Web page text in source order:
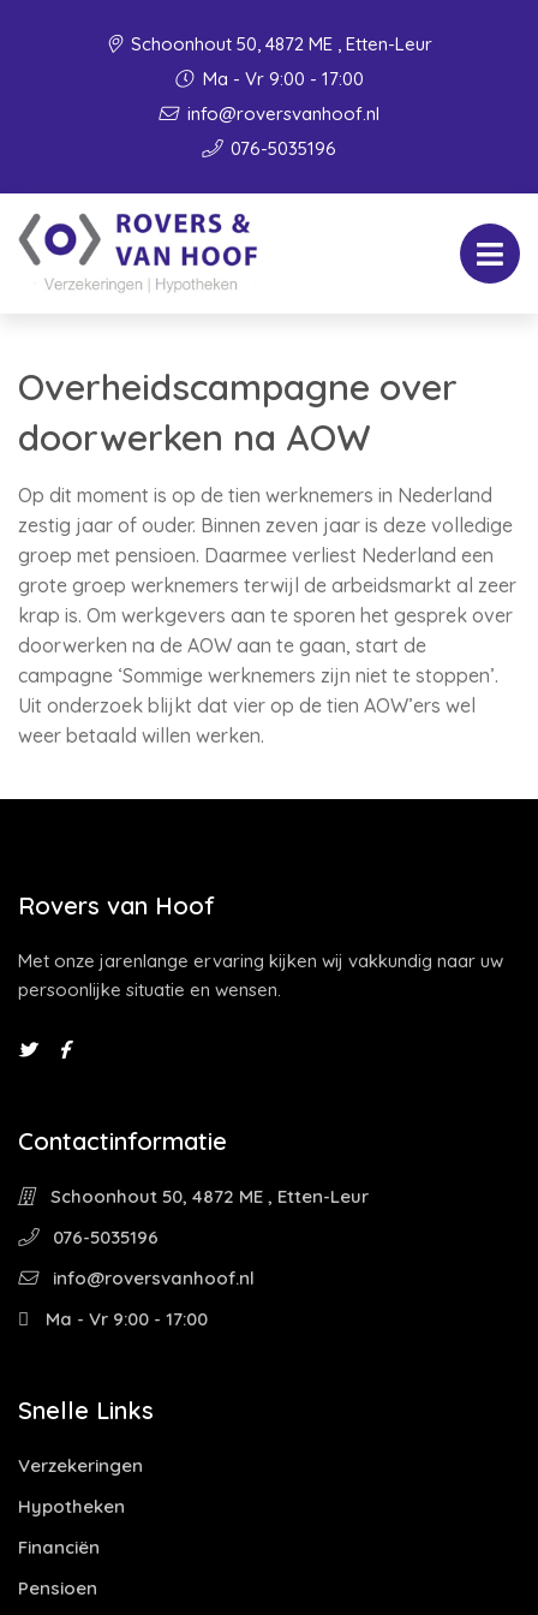
Schoonhout 50, 4872 ME , Etten-Leur
Ma - Vr 9:00 - 17:00
info@roversvanhoof.nl
076-5035196
Overheidscampagne over
doorwerken na AOW
Op dit moment is op de tien werknemers in Nederland
zestig jaar of ouder. Binnen zeven jaar is deze volledige
groep met pensioen. Daarmee verliest Nederland een
grote groep werknemers terwijl de arbeidsmarkt al zeer
krap is. Om werkgevers aan te sporen het gesprek over
doorwerken na de AOW aan te gaan, start de
campagne ‘Sommige werknemers zijn niet te stoppen’.
Uit onderzoek blijkt dat vier op de tien AOW’ers wel
weer betaald willen werken.
Rovers van Hoof
Met onze jarenlange ervaring kijken wij vakkundig naar uw
persoonlijke situatie en wensen.
Contactinformatie
Schoonhout 50, 4872 ME , Etten-Leur
076-5035196
info@roversvanhoof.nl
Ma - Vr 9:00 - 17:00
Snelle Links
Verzekeringen
Hypotheken
Financiën
Pensioen